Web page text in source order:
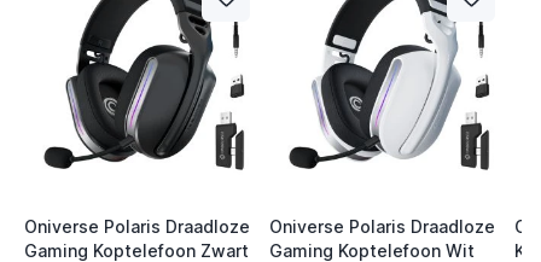
Oniverse Polaris Draadloze
Gaming Koptelefoon Zwart
Oniverse Polaris Draadloze
Gaming Koptelefoon Wit